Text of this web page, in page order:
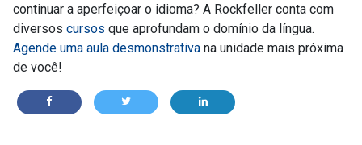
continuar a aperfeiçoar o idioma? A Rockfeller conta com
diversos cursos que aprofundam o domínio da língua.
Agende uma aula desmonstrativa na unidade mais próxima
de você!